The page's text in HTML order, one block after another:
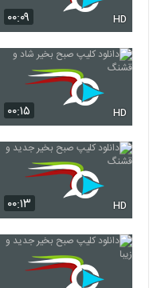
۰۰:۰۹ HD
۰۰:۱۵ HD
۰۰:۱۳ HD